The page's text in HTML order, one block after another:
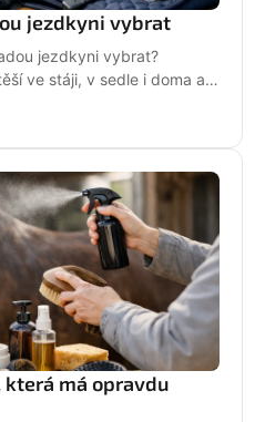
jezdkyni vybrat
jezdkyni vybrat?
ve stáji, v sedle i doma a
která má opravdu